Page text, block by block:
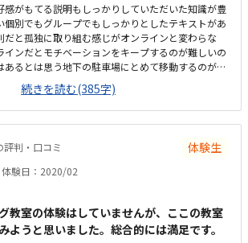
感がもてる説明もしっかりしていただいた知識が豊
個別でもグループでもしっかりとしたテキストがあ
だと孤独に取り組む感じがオンラインと変わらな
インだとモチベーションをキープするのが難しいの
あるとは思う地下の駐車場にとめて移動するのが面
場チケットをくれるので無料にはなるのはありがた
、買い物して待っていられるのはよい建物が古く暗
あるせめて天井の照明を増やしてくれればと思うほ
と比べて普通だと思うプログラミング自体が他の習
だと、ヘッドフォンでもくもくと孤独に取り組む
あまり変わらないと思った
続きを読む(385字)
判・口コミ 体験生
体験日：2020/02
教室の体験はしていませんが、ここの教室
ようと思いました。総合的には満足です。